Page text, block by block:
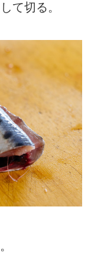
て切る。